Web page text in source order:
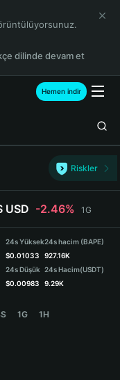
dilinde devam et
Hemen indir
Riskler
USD -2.46% 1G
24s Yüksek
$0.01033
24s Düşük
$0.00983
24s hacim (BAPE)
927.16K
24s Hacim(USDT)
9.29K
1G 1H